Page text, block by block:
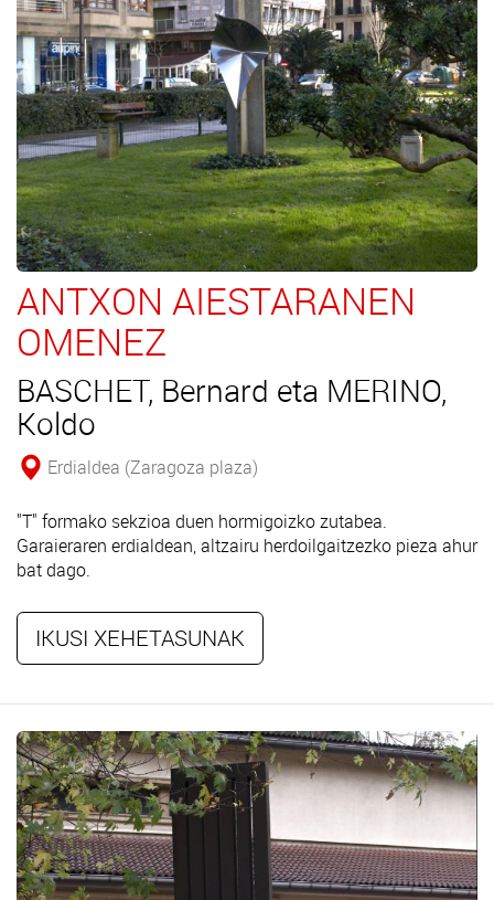
ANTXON AIESTARANEN
OMENEZ
BASCHET, Bernard eta MERINO,
Koldo
Erdialdea (Zaragoza plaza)
"T" formako sekzioa duen hormigoizko zutabea.
Garaieraren erdialdean, altzairu herdoilgaitzezko pieza ahur
bat dago.
IKUSI XEHETASUNAK